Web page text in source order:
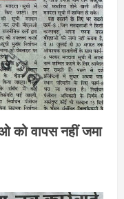
को वापस नहीं जमा